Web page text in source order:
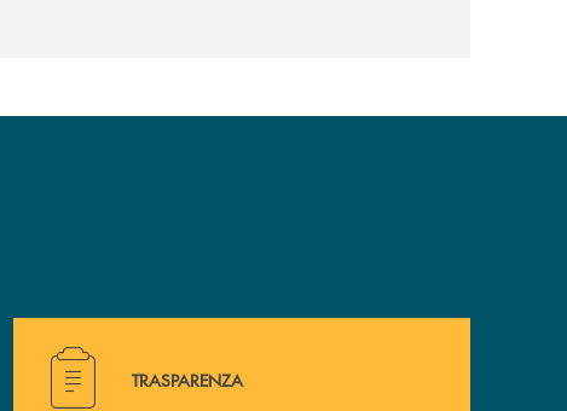
Hai bisogno di alcuni documenti ? Vai alla pagina
TRASPARENZA